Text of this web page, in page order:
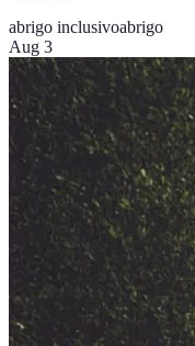
abrigo inclusivoabrigo
Aug 3